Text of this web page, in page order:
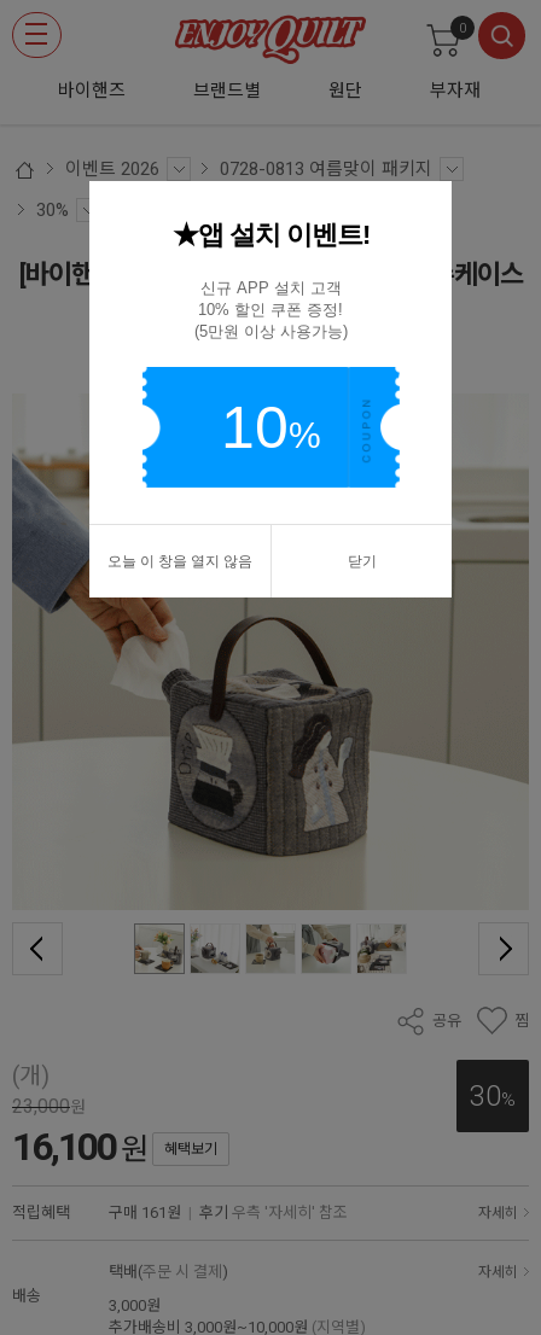
바이핸즈 브랜드별 원단 부자재
0
이벤트 2026
0728-0813 여름맞이 패키지
30%
[바이핸즈] 퀼트패키지 소품 - 커피소녀 티슈케이스
& 티매트
공유 찜
(개)
30%
23,000원
16,100원 혜택보기
적립혜택 구매 161원 | 후기 우측 '자세히' 참조 자세히
배송
택배(주문 시 결제 ) 자세히
3,000원
추가배송비 3,000원~10,000원 (지역별)
★앱 설치 이벤트!
신규 APP 설치 고객
10% 할인 쿠폰 증정!
(5만원 이상 사용가능)
10%
오늘 이 창을 열지 않음 닫기